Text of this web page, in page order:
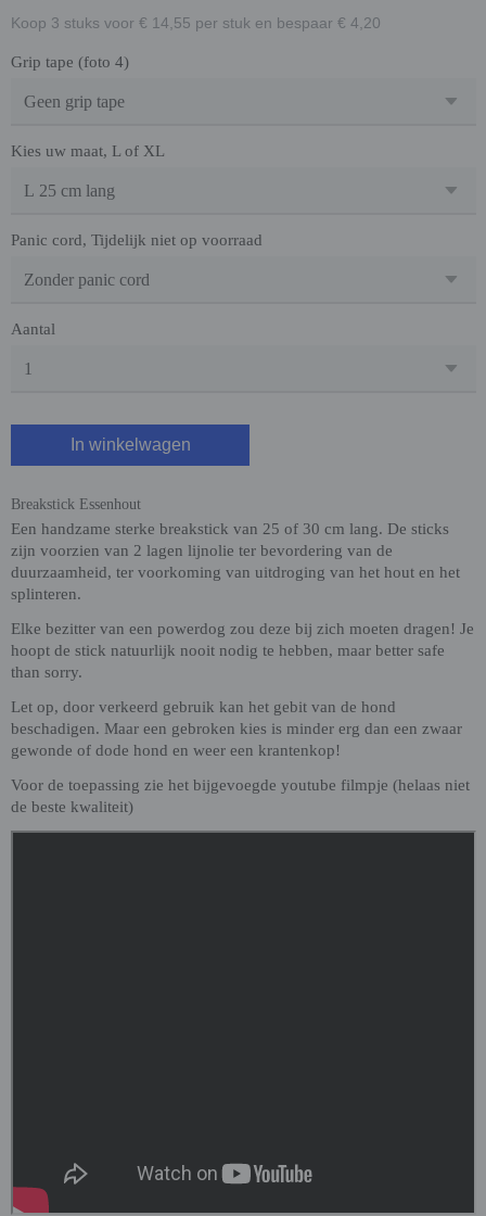
Koop 3 stuks voor € 14,55 per stuk en bespaar € 4,20
Grip tape (foto 4)
Kies uw maat, L of XL
Panic cord, Tijdelijk niet op voorraad
Aantal
In winkelwagen
Breakstick Essenhout
Een handzame sterke breakstick van 25 of 30 cm lang. De sticks
zijn voorzien van 2 lagen lijnolie ter bevordering van de
duurzaamheid, ter voorkoming van uitdroging van het hout en het
splinteren.
Elke bezitter van een powerdog zou deze bij zich moeten dragen! Je
hoopt de stick natuurlijk nooit nodig te hebben, maar better safe
than sorry.
Let op, door verkeerd gebruik kan het gebit van de hond
beschadigen. Maar een gebroken kies is minder erg dan een zwaar
gewonde of dode hond en weer een krantenkop!
Voor de toepassing zie het bijgevoegde youtube filmpje (helaas niet
de beste kwaliteit)